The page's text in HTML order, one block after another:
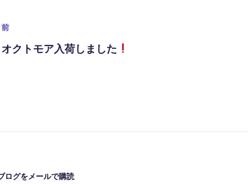
投
稿
シ
前
の
前
オクトモア入荷しました
ログをメールで購読